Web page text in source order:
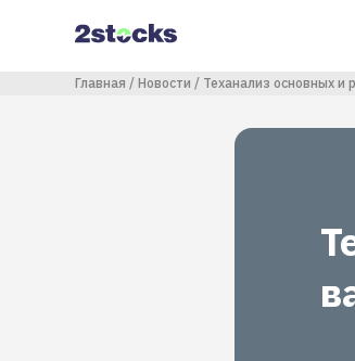
содержанию
Строка навигации
Главная Новости Теханализ основных и